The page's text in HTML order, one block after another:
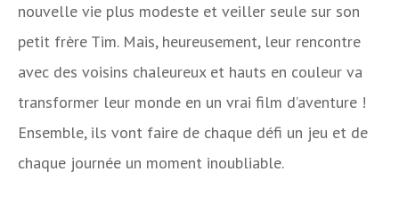
nouvelle vie plus modeste et veiller seule sur son
petit frère Tim. Mais, heureusement, leur rencontre
avec des voisins chaleureux et hauts en couleur va
transformer leur monde en un vrai film d’aventure !
Ensemble, ils vont faire de chaque défi un jeu et de
chaque journée un moment inoubliable.